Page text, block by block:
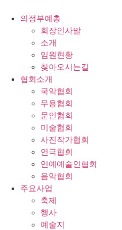
의정부예총
회장인사말
소개
임원현황
찾아오시는길
협회소개
국악협회
무용협회
문인협회
미술협회
사진작가협회
연극협회
연예예술인협회
음악협회
주요사업
축제
행사
예술지